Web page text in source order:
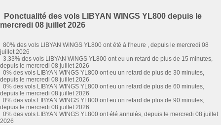
Ponctualité des vols LIBYAN WINGS YL800 depuis le
mercredi 08 juillet 2026
80% des vols LIBYAN WINGS YL800 ont été à l'heure , depuis le mercredi 08
juillet 2026
3.33% des vols LIBYAN WINGS YL800 ont eu un retard de plus de 15 minutes,
depuis le mercredi 08 juillet 2026
0% des vols LIBYAN WINGS YL800 ont eu un retard de plus de 30 minutes,
depuis le mercredi 08 juillet 2026
0% des vols LIBYAN WINGS YL800 ont eu un retard de plus de 60 minutes,
depuis le mercredi 08 juillet 2026
0% des vols LIBYAN WINGS YL800 ont eu un retard de plus de 90 minutes,
depuis le mercredi 08 juillet 2026
0% des vols LIBYAN WINGS YL800 ont été annulés, depuis le mercredi 08 juillet
2026